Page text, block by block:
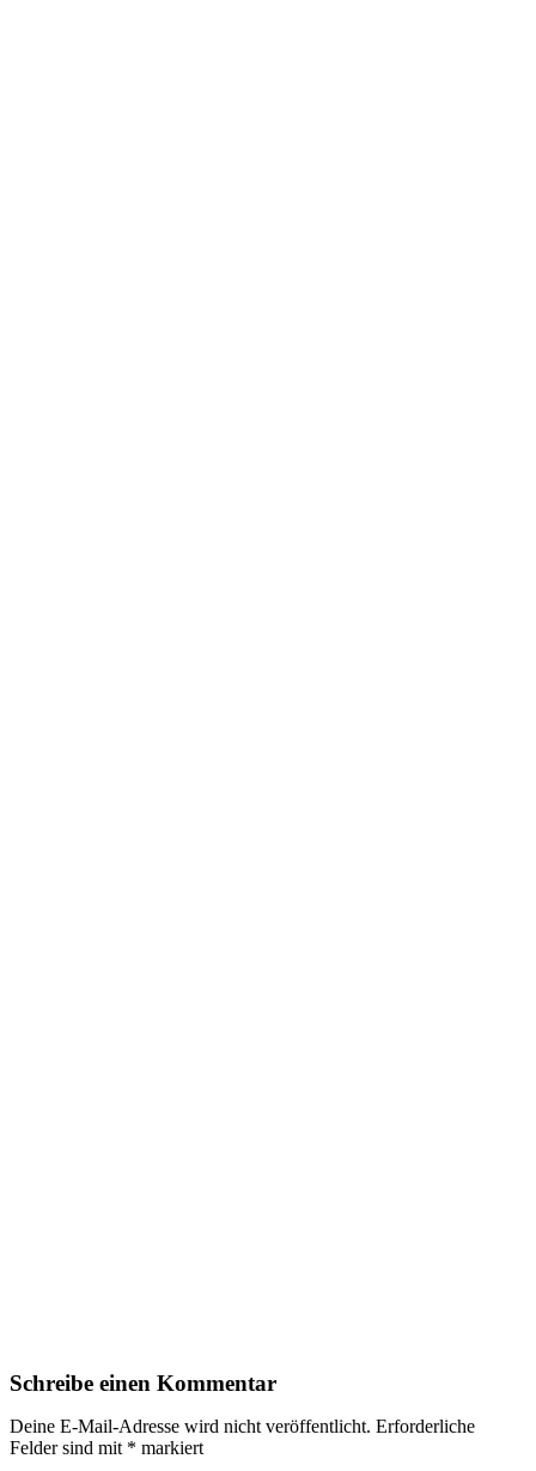
Schreibe einen Kommentar
Deine E-Mail-Adresse wird nicht veröffentlicht. Erforderliche
Felder sind mit * markiert